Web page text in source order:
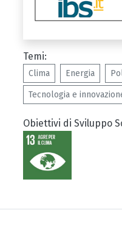
Temi:
Clima Energia
Tecnologia e
Obiettivi di Sviluppo